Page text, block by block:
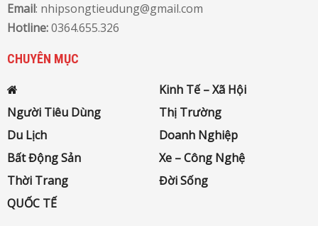
Email: nhipsongtieudung@gmail.com
Hotline:0364.655.326
CHUYÊN MỤC
Kinh Tế – Xã Hội
Người Tiêu Dùng
Thị Trường
Du Lịch
Doanh Nghiệp
Bất Động Sản
Xe – Công Nghệ
Thời Trang
Đời Sống
QUỐC TẾ